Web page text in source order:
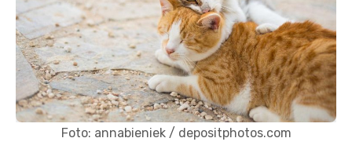
Foto: annabieniek / depositphotos.com